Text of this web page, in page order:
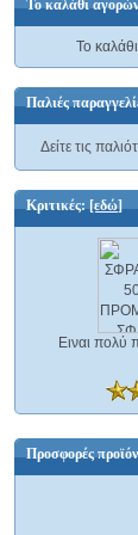
Το καλάθι
Το καλάθι
Παλιές
Δείτε τις
Κριτικές:[εδώ]
Ειναι πολύ
Προσφορές